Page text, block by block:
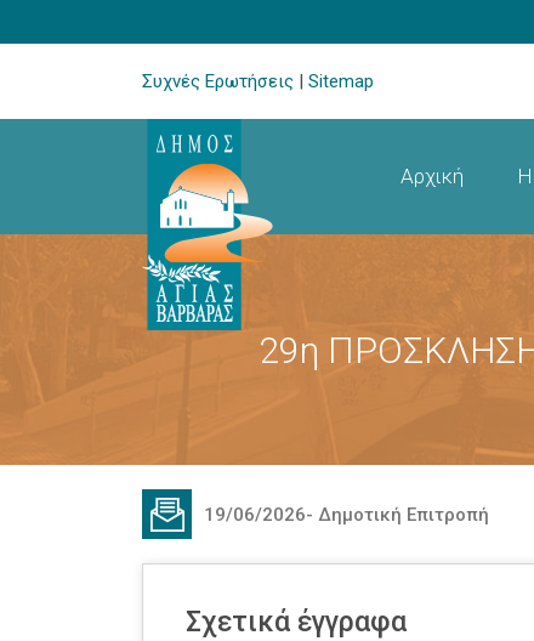
Συχνές Ερωτήσεις | Sitemap
Αρχική
29η
19/06/2026- Δημοτική Επιτροπή
Σχετικά έγγραφα